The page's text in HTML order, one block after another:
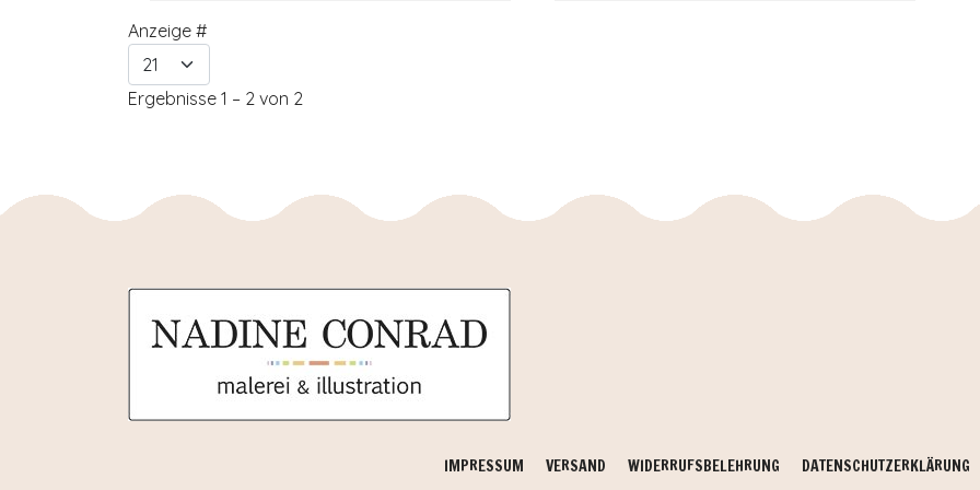
Anzeige #
Ergebnisse 1 – 2 von 2
IMPRESSUM VERSAND WIDERRUFSBELEHRUNG DATENSCHUTZERKLÄRUNG